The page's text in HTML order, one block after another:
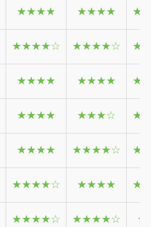
★★★★ ★★★★
★★★★☆ ★★★★☆
★★★★ ★★★★
★★★★ ★★★☆
★★★★ ★★★★☆
★★★★☆ ★★★★
★★★★☆ ★★★★☆